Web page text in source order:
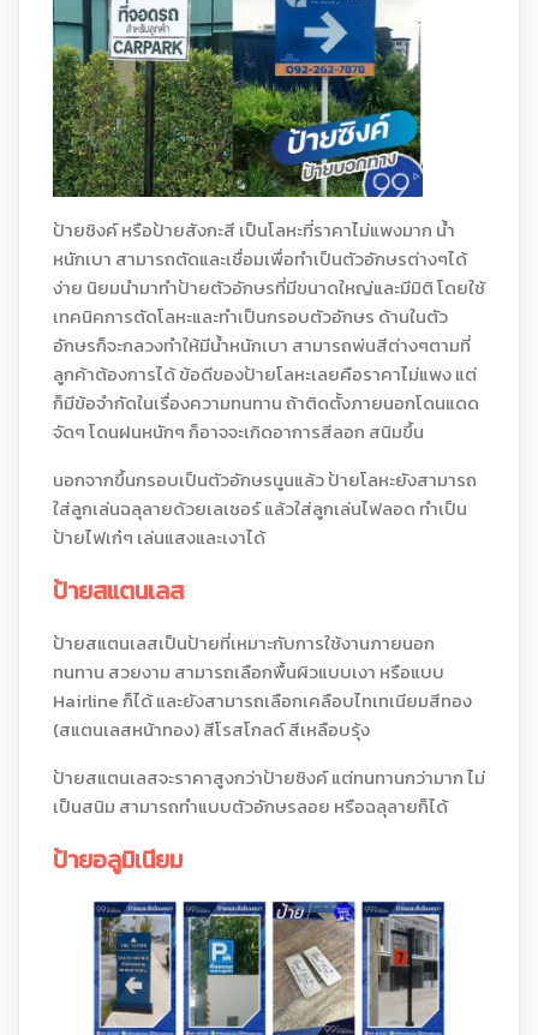
ป้ายซิงค์ หรือป้ายสังกะสี เป็นโลหะที่ราคาไม่แพงมาก น้ำ
หนักเบา สามารถตัดและเชื่อมเพื่อทำเป็นตัวอักษรต่างๆได้
ง่าย นิยมนำมาทำป้ายตัวอักษรที่มีขนาดใหญ่และมีมิติ โดยใช้
เทคนิคการตัดโลหะและทำเป็นกรอบตัวอักษร ด้านในตัว
อักษรก็จะกลวงทำให้มีน้ำหนักเบา สามารถพ่นสีต่างๆตามที่
ลูกค้าต้องการได้ ข้อดีของป้ายโลหะเลยคือราคาไม่แพง แต่
ก็มีข้อจำกัดในเรื่องความทนทาน ถ้าติดตั้งภายนอกโดนแดด
จัดๆ โดนฝนหนักๆ ก็อาจจะเกิดอาการสีลอก สนิมขึ้น
นอกจากขึ้นกรอบเป็นตัวอักษรนูนแล้ว ป้ายโลหะยังสามารถ
ใส่ลูกเล่นฉลุลายด้วยเลเซอร์ แล้วใส่ลูกเล่นไฟลอด ทำเป็น
ป้ายไฟเก๋ๆ เล่นแสงและเงาได้
ป้ายสแตนเลส
ป้ายสแตนเลสเป็นป้ายที่เหมาะกับการใช้งานภายนอก
ทนทาน สวยงาม สามารถเลือกพื้นผิวแบบเงา หรือแบบ
Hairline ก็ได้ และยังสามารถเลือกเคลือบไทเทเนียมสีทอง
(สแตนเลสหน้าทอง) สีโรสโกลด์ สีเหลือบรุ้ง
ป้ายสแตนเลสจะราคาสูงกว่าป้ายซิงค์ แต่ทนทานกว่ามาก ไม่
เป็นสนิม สามารถทำแบบตัวอักษรลอย หรือฉลุลายก็ได้
ป้ายอลูมิเนียม